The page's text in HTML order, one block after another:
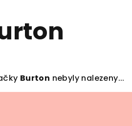
Burton nebyly nalezeny...